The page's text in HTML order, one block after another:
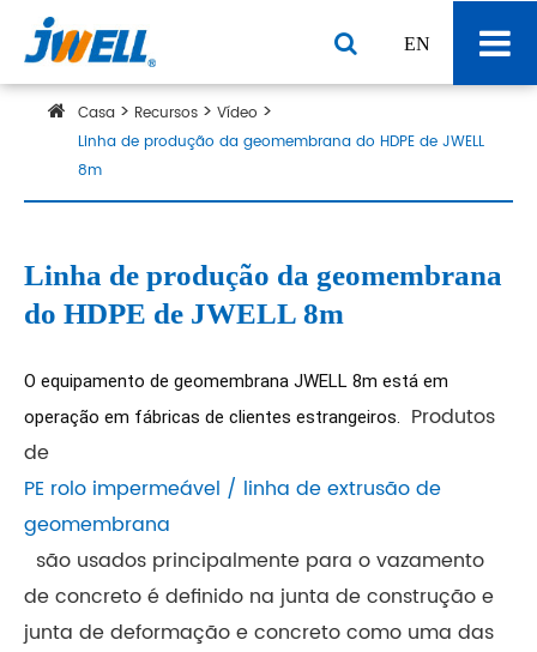
EN
Casa Recursos
Vídeo
Linha de produção da geomembrana do HDPE de JWELL
8m
Linha de produção da geomembrana
do HDPE de JWELL 8m
O equipamento de geomembrana JWELL 8m está em
operação em fábricas de clientes estrangeiros.
Produtos
de
PE rolo impermeável / linha de extrusão de
geomembrana
são usados principalmente para o vazamento
de concreto é definido na junta de construção e
junta de deformação e concreto como uma das